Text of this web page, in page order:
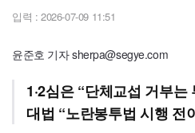
입력 : 2026-07-09 11:51
윤준호 기자 sherpa@segye.com
1·2심은 “단체교섭 거부는
대법 “노란봉투법 시행 전